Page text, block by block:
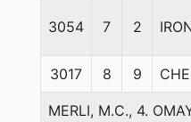
3054 7 2
3017 8 9
MERLI, M.C., 4.